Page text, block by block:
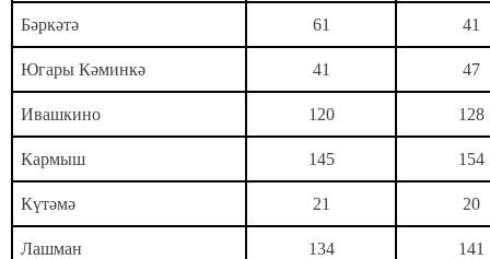
Бәркәтә 61 41
Югары Кәминкә 41 47
Ивашкино 120 128
Кармыш 145 154
Күтәмә 21 20
Лашман 134 141